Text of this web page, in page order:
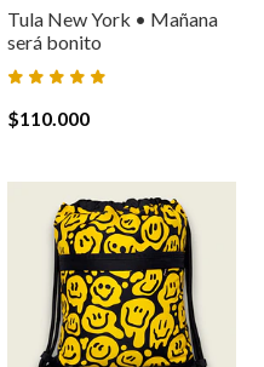
Tula New York • Mañana
será bonito
$110.000